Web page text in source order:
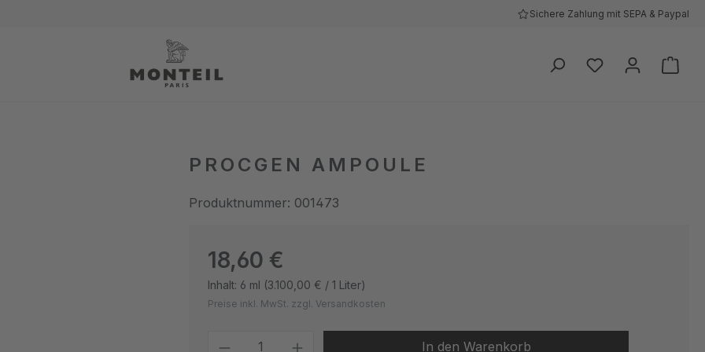
Sichere Zahlung mit SEPA & Paypal
PROCGEN AMPOULE
Produktnummer: 001473
Regulärer Preis:
18,60 €
Inhalt: 6 ml (3.100,00 € / 1 Liter)
Preise inkl. MwSt. zzgl. Versandkosten
Produkt Anzahl: Gib den gewünschten Wert ein oder
In den Warenkorb